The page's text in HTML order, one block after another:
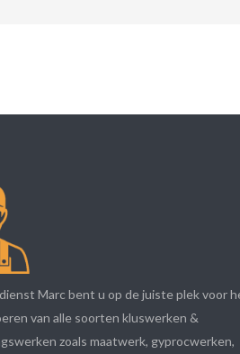
Marc bent u op de juiste plek voor
van alle soorten kluswerken &
zoals maatwerk, gyprocwerken,